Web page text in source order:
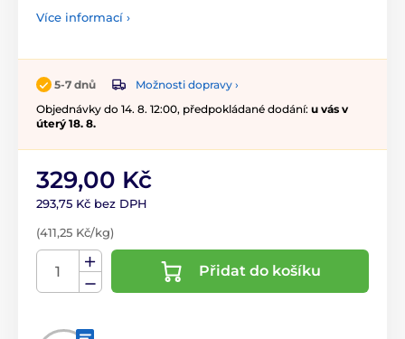
Více informací ›
5-7 dnů
Možnosti dopravy ›
Objednávky do 14. 8. 12:00, předpokládané dodání: u vás v
úterý 18. 8.
329,00 Kč
293,75 Kč bez DPH
(411,25 Kč/kg)
Přidat do košíku